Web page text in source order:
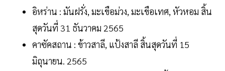
อิหร่าน : มันฝรั่ง, มะเขือม่วง, มะเขือเทศ, หัวหอม สิ้น
สุดวันที่ 31 ธันวาคม 2565
คาซัคสถาน : ข้าวสาลี, แป้งสาลี สิ้นสุดวันที่ 15
มิถุนายน. 2565